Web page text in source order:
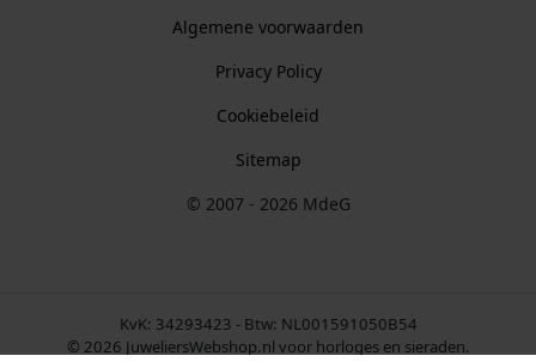
Algemene voorwaarden
Privacy Policy
Cookiebeleid
Sitemap
© 2007 - 2026 MdeG
KvK: 34293423 - Btw: NL001591050B54
© 2026 JuweliersWebshop.nl voor horloges en sieraden.